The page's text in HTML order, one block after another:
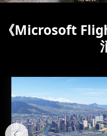
《Microsoft